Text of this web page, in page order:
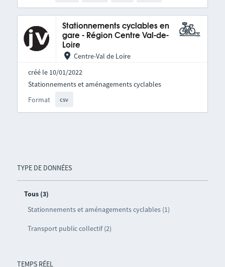
TYPE DE DONNÉES
Tous (3)
Stationnements et aménagements cyclables (1)
Transport public collectif (2)
TEMPS RÉEL
Stationnements cyclables en
gare - Région Centre Val-de-
Loire
Centre-Val de Loire
créé le 10/01/2022
Format csv
Stationnements et aménagements cyclables